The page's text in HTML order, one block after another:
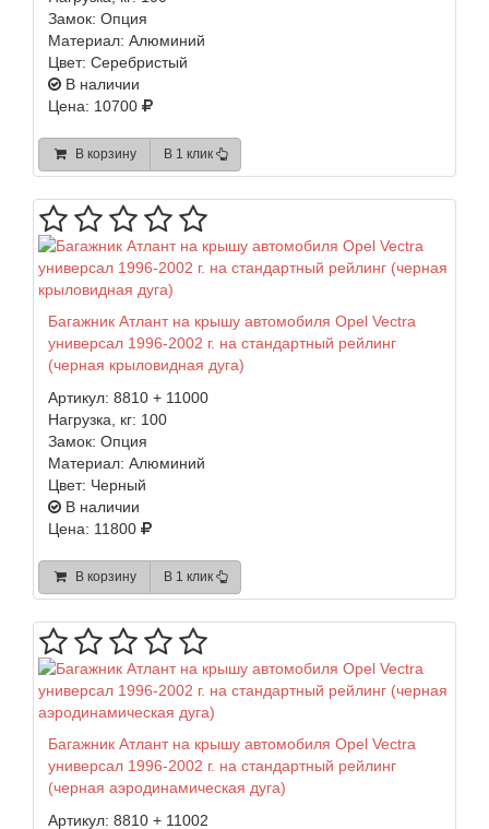
Замок: Опция
Материал: Алюминий
Цвет: Серебристый
В наличии
Цена: 10700
В корзину В 1 клик
Багажник Атлант на крышу автомобиля Opel Vectra
универсал 1996-2002 г. на стандартный рейлинг
(черная крыловидная дуга)
Артикул: 8810 + 11000
Нагрузка, кг: 100
Замок: Опция
Материал: Алюминий
Цвет: Черный
В наличии
Цена: 11800
В корзину В 1 клик
Багажник Атлант на крышу автомобиля Opel Vectra
универсал 1996-2002 г. на стандартный рейлинг
(черная аэродинамическая дуга)
Артикул: 8810 + 11002